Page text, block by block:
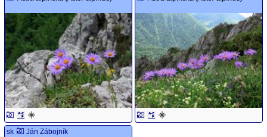
sk
Ján Zábojník